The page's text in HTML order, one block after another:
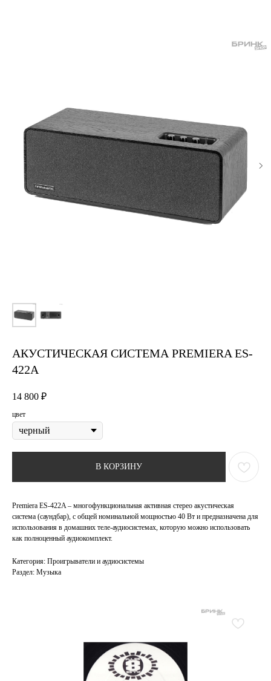
АКУСТИЧЕСКАЯ СИСТЕМА PREMIERA ES-
422A
14 800 ₽
цвет
В КОРЗИНУ
Premiera ES-422A – многофункциональная активная стерео акустическая
система (саундбар), с общей номинальной мощностью 40 Вт и предназначена для
использования в домашних теле-аудиосистемах, которую можно использовать
как полноценный аудиокомплект.
Категория: Проигрыватели и аудиосистемы
Раздел: Музыка